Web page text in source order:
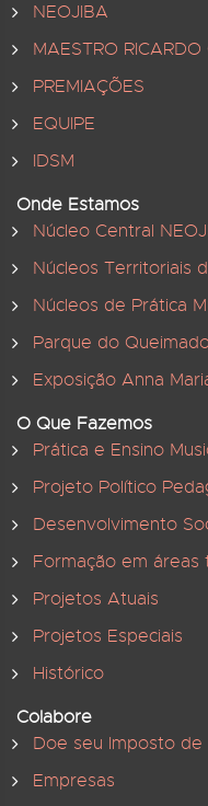
NEOJIBA
MAESTRO RICARDO
PREMIAÇÕES
EQUIPE
IDSM
Onde Estamos
Núcleo Central
Núcleos Territoriais
Núcleos de Prática
Parque do
Exposição Anna
O Que Fazemos
Prática e Ensino
Projeto Político
Desenvolvimento
Formação em áreas
Projetos Atuais
Projetos Especiais
Histórico
Colabore
Doe seu Imposto de
Empresas